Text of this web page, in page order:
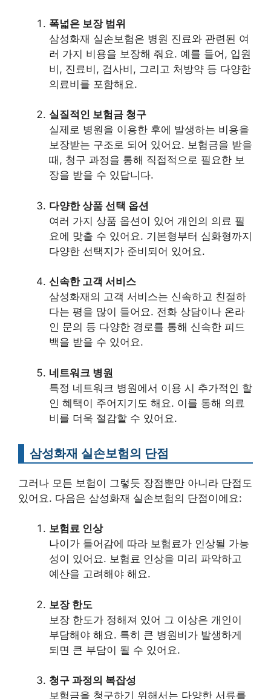
폭넓은 보장 범위
삼성화재 실손보험은 병원 진료와 관련된 여
러 가지 비용을 보장해 줘요. 예를 들어, 입원
비, 진료비, 검사비, 그리고 처방약 등 다양한
의료비를 포함해요.
실질적인 보험금 청구
실제로 병원을 이용한 후에 발생하는 비용을
보장받는 구조로 되어 있어요. 보험금을 받을
때, 청구 과정을 통해 직접적으로 필요한 보
장을 받을 수 있답니다.
다양한 상품 선택 옵션
여러 가지 상품 옵션이 있어 개인의 의료 필
요에 맞출 수 있어요. 기본형부터 심화형까지
다양한 선택지가 준비되어 있어요.
신속한 고객 서비스
삼성화재의 고객 서비스는 신속하고 친절하
다는 평을 많이 들어요. 전화 상담이나 온라
인 문의 등 다양한 경로를 통해 신속한 피드
백을 받을 수 있어요.
네트워크 병원
특정 네트워크 병원에서 이용 시 추가적인 할
인 혜택이 주어지기도 해요. 이를 통해 의료
비를 더욱 절감할 수 있어요.
삼성화재 실손보험의 단점
그러나 모든 보험이 그렇듯 장점뿐만 아니라 단점도
있어요. 다음은 삼성화재 실손보험의 단점이에요:
보험료 인상
나이가 들어감에 따라 보험료가 인상될 가능
성이 있어요. 보험료 인상을 미리 파악하고
예산을 고려해야 해요.
보장 한도
보장 한도가 정해져 있어 그 이상은 개인이
부담해야 해요. 특히 큰 병원비가 발생하게
되면 큰 부담이 될 수 있어요.
청구 과정의 복잡성
보험금을 청구하기 위해서는 다양한 서류를